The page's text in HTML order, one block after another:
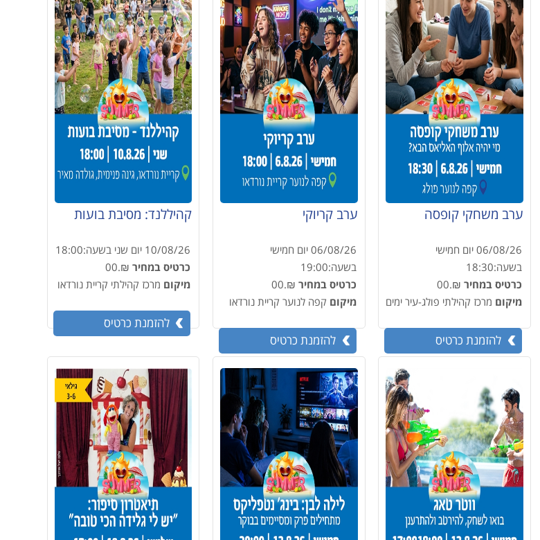
ערב משחקי קופסה
06/08/26 יום חמישי
בשעה:18:30
כרטיס במחיר₪.00
מיקום מרכז קהילתי פולג-עיר ימים
להזמנת כרטיס
ערב קריוקי
06/08/26 יום חמישי
בשעה:19:00
כרטיס במחיר ₪.00
מיקום קפה לנוער קריית נורדאו
להזמנת כרטיס
קהיללנד: מסיבת בועות
10/08/26 יום שני בשעה:18:00
כרטיס במחיר₪.00
מיקום מרכז קהילתי קריית נורדאו
להזמנת כרטיס